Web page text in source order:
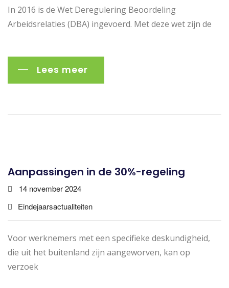
In 2016 is de Wet Deregulering Beoordeling
Arbeidsrelaties (DBA) ingevoerd. Met deze wet zijn de
Lees meer
Aanpassingen in de 30%-regeling
14 november 2024
Eindejaarsactualiteiten
Voor werknemers met een specifieke deskundigheid,
die uit het buitenland zijn aangeworven, kan op
verzoek